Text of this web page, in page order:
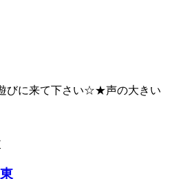
びに来て下さい☆★声の大きい